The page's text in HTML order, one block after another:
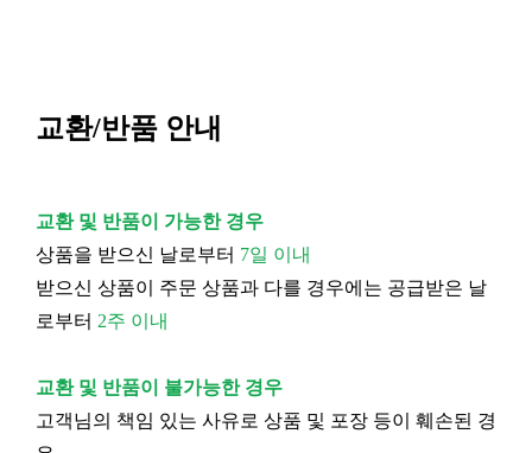
교환/반품 안내
교환 및 반품이 가능한 경우
상품을 받으신 날로부터 7일 이내
받으신 상품이 주문 상품과 다를 경우에는 공급받은 날
로부터 2주 이내
교환 및 반품이 불가능한 경우
고객님의 책임 있는 사유로 상품 및 포장 등이 훼손된 경